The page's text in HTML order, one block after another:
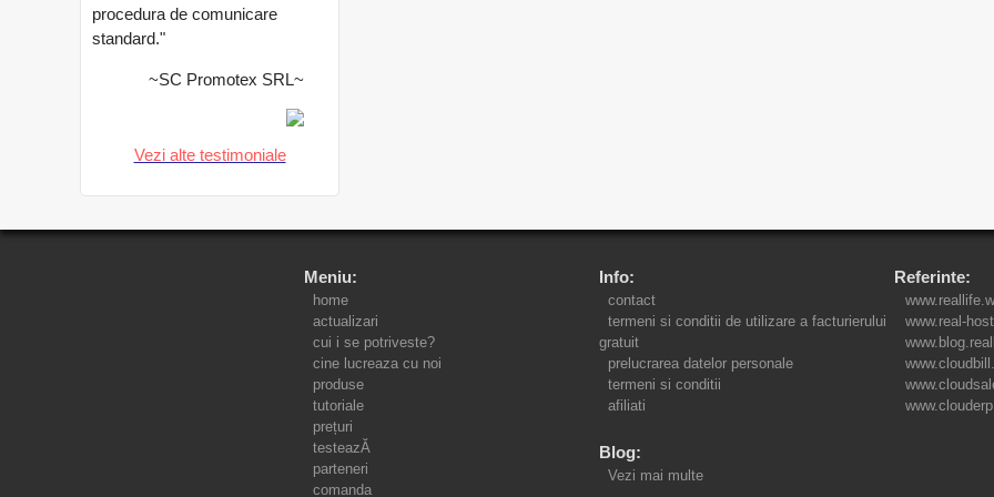
procedura de comunicare
standard."
~SC Promotex SRL~
Vezi alte testimoniale
Meniu:
home
actualizari
cui i se potriveste?
cine lucreaza cu noi
produse
tutoriale
prețuri
testeazĂ
parteneri
comanda
Info:
contact
termeni si conditii de utilizare a facturierului
gratuit
prelucrarea datelor personale
termeni si conditii
afiliati
Blog:
Vezi mai multe
Referinte:
www.real-